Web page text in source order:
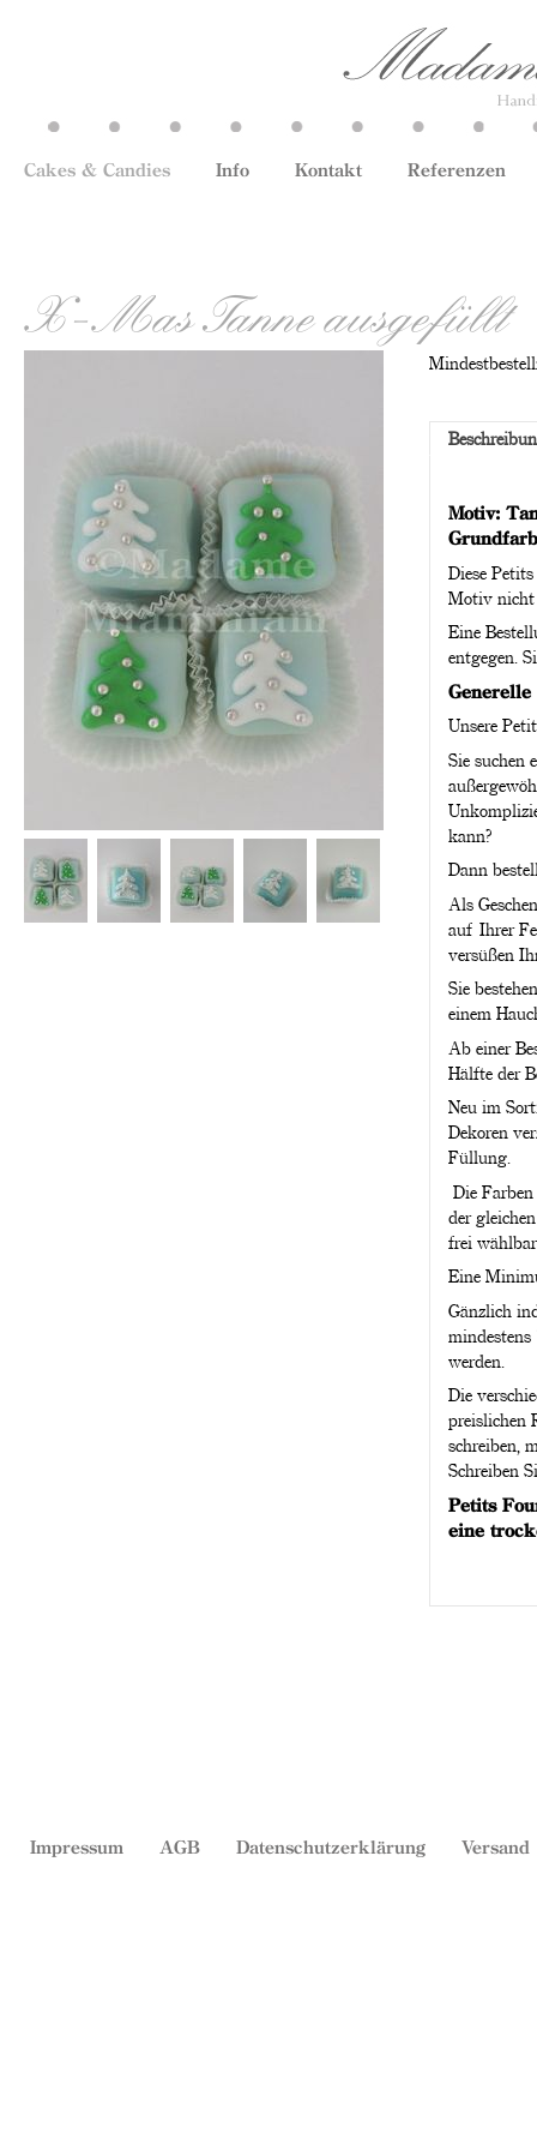
Cakes & Candies Info Kontakt Referenzen
X-Mas Tanne ausgefüllt
Motiv:
Diese
Motiv nicht
Eine
entgegen.
Unsere
Sie suchen
kann?
Dann
Als
auf Ihrer
versüßen
Sie
einem
Ab einer
Hälfte der
Neu im
Dekoren
Füllung.
Die
der
frei
Eine
Gänzlich
werden.
Die
preislichen
schreiben,
Schreiben
Petits
eine
Impressum AGB Datenschutzerklärung Versand